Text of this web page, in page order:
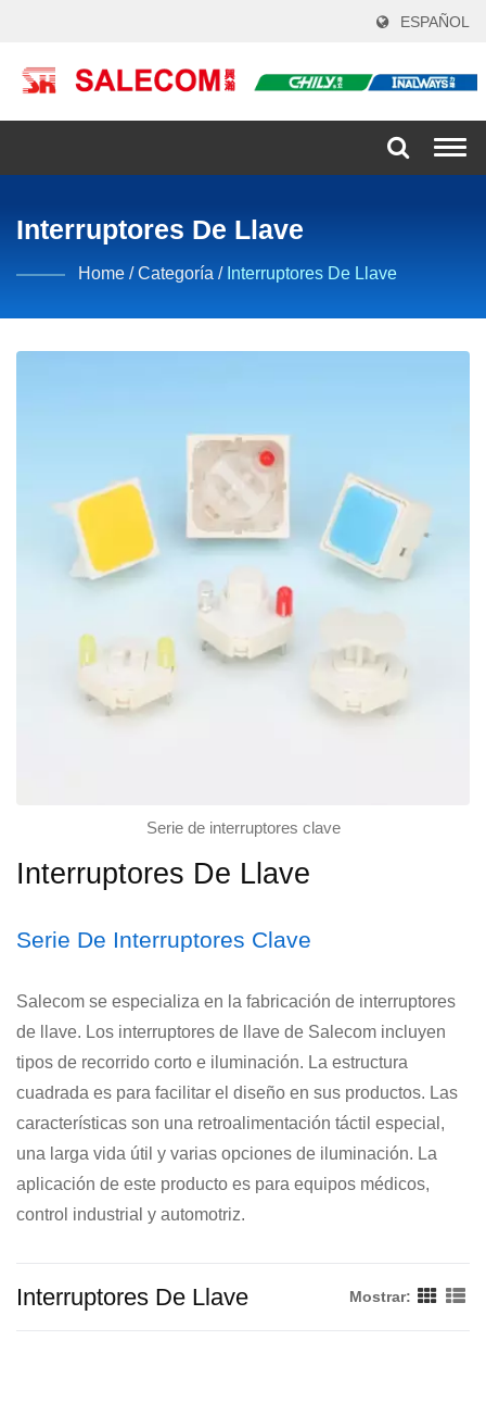
ESPAÑOL
Interruptores De Llave
Home / Categoría / Interruptores De Llave
Serie de interruptores clave
Interruptores De Llave
Serie De Interruptores Clave
Salecom se especializa en la fabricación de interruptores
de llave. Los interruptores de llave de Salecom incluyen
tipos de recorrido corto e iluminación. La estructura
cuadrada es para facilitar el diseño en sus productos. Las
características son una retroalimentación táctil especial,
una larga vida útil y varias opciones de iluminación. La
aplicación de este producto es para equipos médicos,
control industrial y automotriz.
Interruptores De Llave Mostrar: